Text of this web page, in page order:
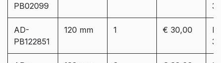
PB02099
3
AD-
PB122851
120 mm 1 € 30,00
3